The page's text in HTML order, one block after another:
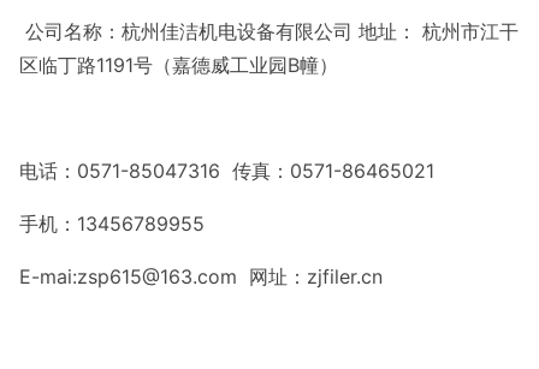
公司名称：杭州佳洁机电设备有限公司 地址： 杭州市江干
区临丁路1191号（嘉德威工业园B幢）
电话： 0571-85047316 传真： 0571-86465021
手机： 13456789955
E-mai:zsp615@163.com 网址： zjfiler.cn